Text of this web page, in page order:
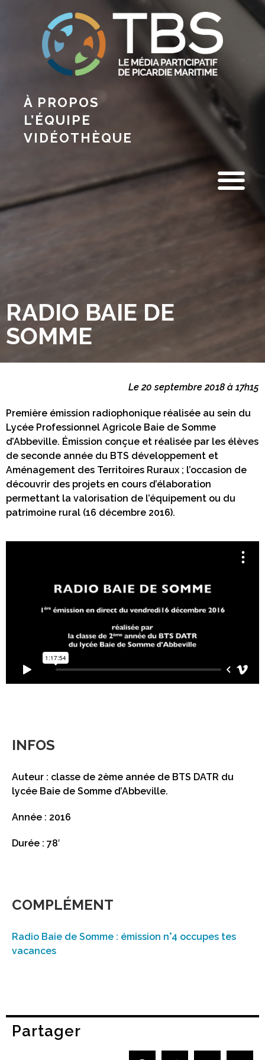
À PROPOS
L’ÉQUIPE
VIDÉOTHÈQUE
RADIO BAIE DE
SOMME
Le 20 septembre 2018 à 17h15
Première émission radiophonique réalisée au sein du
Lycée Professionnel Agricole Baie de Somme
d’Abbeville. Émission conçue et réalisée par les élèves
de seconde année du BTS développement et
Aménagement des Territoires Ruraux ; l’occasion de
découvrir des projets en cours d’élaboration
permettant la valorisation de l’équipement ou du
patrimoine rural (16 décembre 2016).
INFOS
Auteur : classe de 2ème année de BTS DATR du
lycée Baie de Somme d’Abbeville.
Année : 2016
Durée : 78′
COMPLÉMENT
Radio Baie de Somme : émission n°4 occupes tes
vacances
Partager